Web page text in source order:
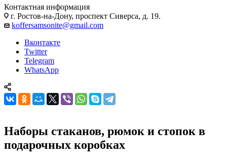
Контактная информация
г. Ростов-на-Дону, проспект Сиверса, д. 19.
koffersamsonite@gmail.com
Вконтакте
Twitter
Telegram
WhatsApp
Наборы стаканов, рюмок и стопок в
подарочных коробках